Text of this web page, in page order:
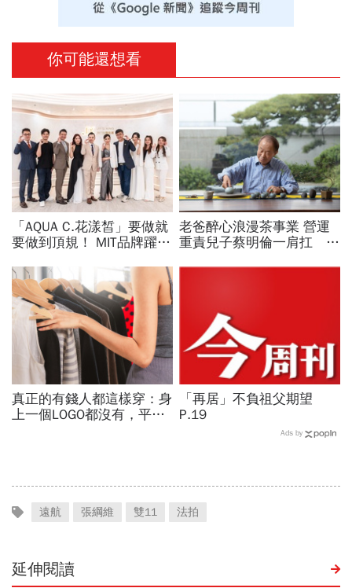
你可能還想看
「AQUA C.花漾皙」要做就
要做到頂規！ MIT品牌躍上
美業生醫新高度
老爸醉心浪漫茶事業 營運
重責兒子蔡明倫一肩扛 直
談人生如茶的甘與苦
真正的有錢人都這樣穿：身
上一個LOGO都沒有，平凡
「再居」不負祖父期望
P.19
Ads by
遠航 張綱維 雙11 法拍
延伸閱讀